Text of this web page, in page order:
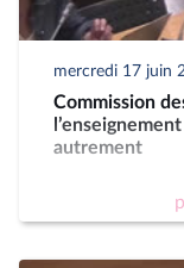
mercredi 17 juin
Commission
autrement